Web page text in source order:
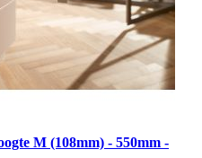
M (108mm) - 550mm -